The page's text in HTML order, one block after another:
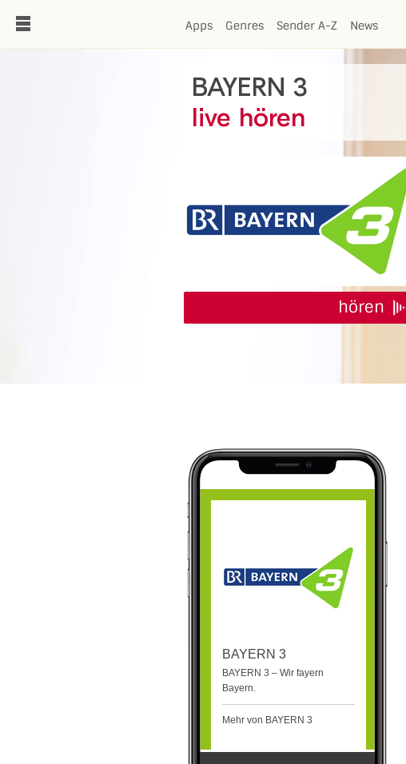
Apps Genres Sender A-Z News
BAYERN 3
live hören
hören
BAYERN 3
BAYERN 3 – Wir fayern
Bayern.
Mehr von BAYERN 3